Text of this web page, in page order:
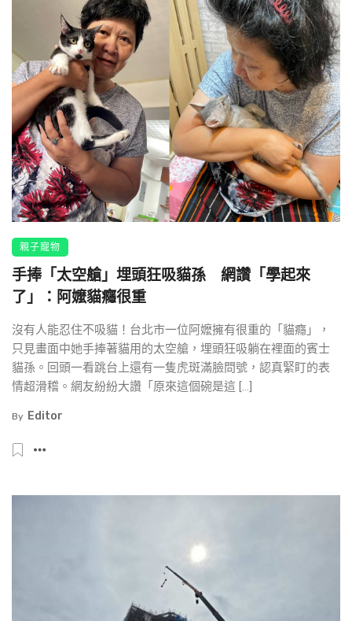
親子寵物
手捧「太空艙」埋頭狂吸貓孫 網讚「學起來
了」：阿嬤貓癮很重
沒有人能忍住不吸貓！台北市一位阿嬤擁有很重的「貓癮」，
只見畫面中她手捧著貓用的太空艙，埋頭狂吸躺在裡面的賓士
貓孫。回頭一看跳台上還有一隻虎斑滿臉問號，認真緊盯的表
情超滑稽。網友紛紛大讚「原來這個碗是這 […]
By Editor